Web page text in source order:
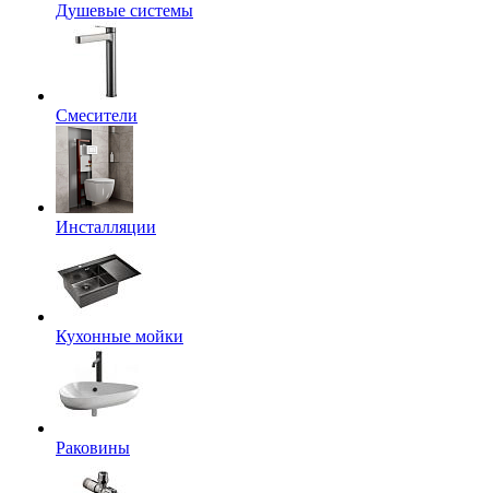
Душевые системы
Смесители
Инсталляции
Кухонные мойки
Раковины